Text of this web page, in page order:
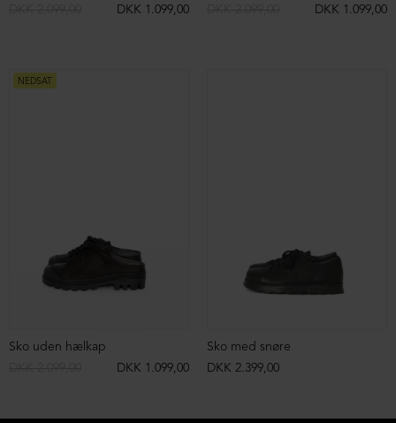
DKK 1.099,00
DKK 1.099,00
NEDSAT
Sko uden hælkap
DKK 1.099,00
Sko med snøre
DKK 2.399,00